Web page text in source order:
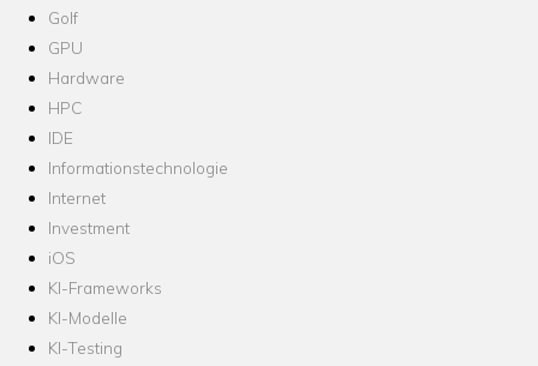
Golf
GPU
Hardware
HPC
IDE
Informationstechnologie
Internet
Investment
iOS
KI-Frameworks
KI-Modelle
KI-Testing